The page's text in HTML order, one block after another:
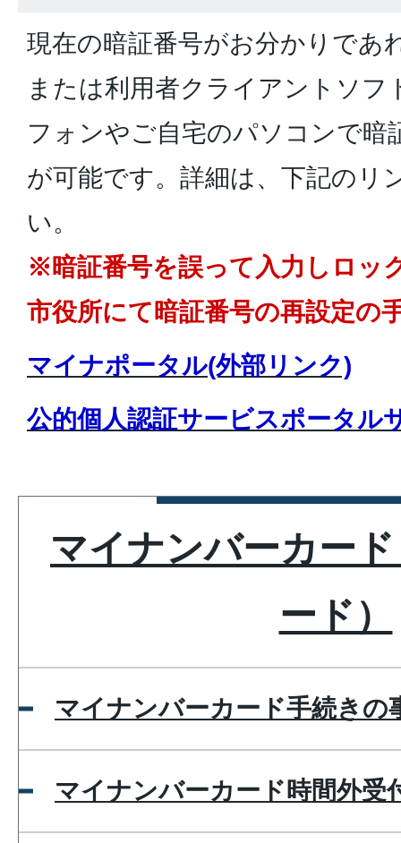
現在の暗証番号がお分かりであ
または利用者クライアントソフ
フォンやご自宅のパソコンで暗
が可能です。詳細は、下記のリ
い。
※暗証番号を誤って入力しロッ
市役所にて暗証番号の再設定の
マイナポータル(外部リンク)
公的個人認証サービスポータル
マイナンバーカー
ード）
マイナンバーカード手続きの
マイナンバーカード時間外受